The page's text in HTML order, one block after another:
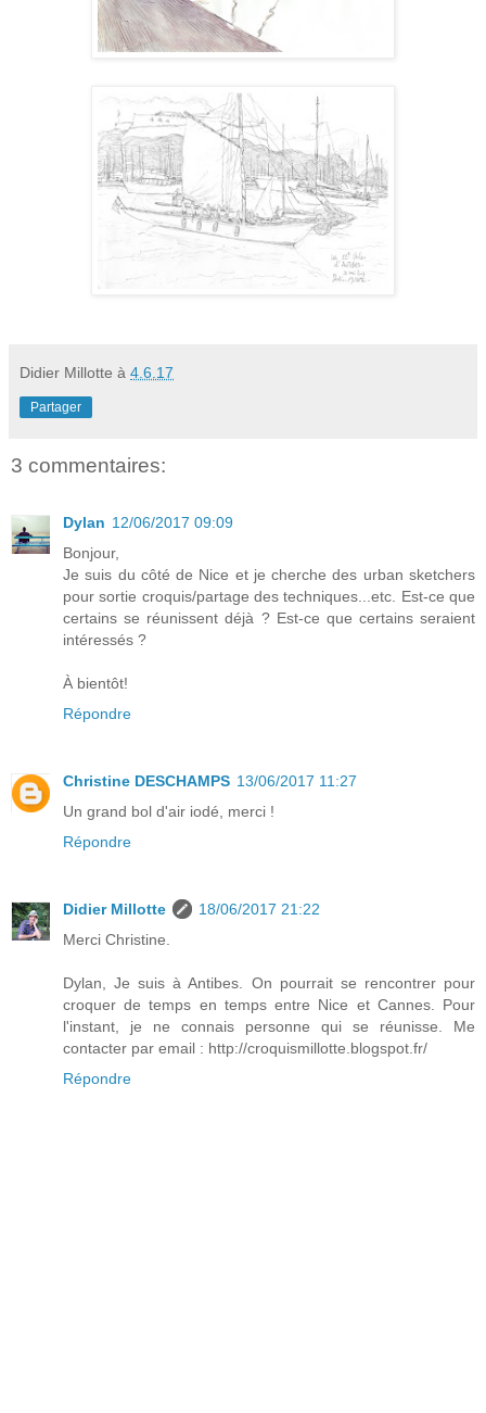
Didier Millotte à 4.6.17
Partager
3 commentaires:
Dylan 12/06/2017 09:09
Bonjour,
Je suis du côté de Nice et je cherche des urban sketchers
pour sortie croquis/partage des techniques...etc. Est-ce que
certains se réunissent déjà ? Est-ce que certains seraient
intéressés ?
À bientôt!
Répondre
Christine DESCHAMPS 13/06/2017 11:27
Un grand bol d'air iodé, merci !
Répondre
Didier Millotte
18/06/2017 21:22
Merci Christine.
Dylan, Je suis à Antibes. On pourrait se rencontrer pour
croquer de temps en temps entre Nice et Cannes. Pour
l'instant, je ne connais personne qui se réunisse. Me
contacter par email : http://croquismillotte.blogspot.fr/
Répondre